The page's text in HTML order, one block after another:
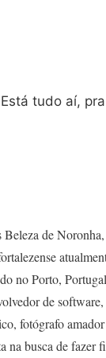
tudo aí,
Beleza de
no Porto,
de software,
fotógrafo
na busca de fazer